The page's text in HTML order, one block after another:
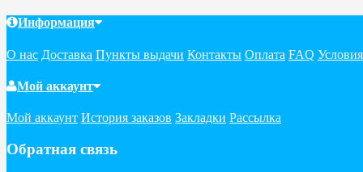
Информация
О нас Доставка Пункты выдачи Контакты Оплата FAQ
Мой аккаунт
Мой аккаунт История заказов Закладки Рассылка
Обратная связь